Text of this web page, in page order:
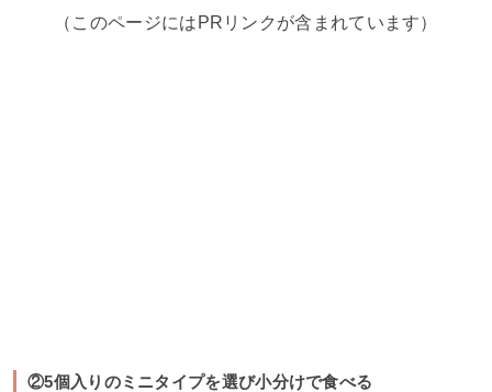
（このページにはPRリンクが含まれています）
②5個入りのミニタイプを選び小分けで食べる